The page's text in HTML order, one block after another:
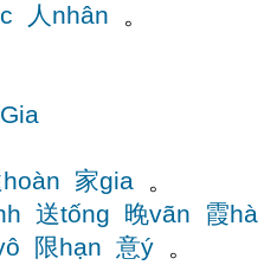
人nhân 。
家gia 。
送tống 晚vãn 霞hà
限hạn 意ý 。